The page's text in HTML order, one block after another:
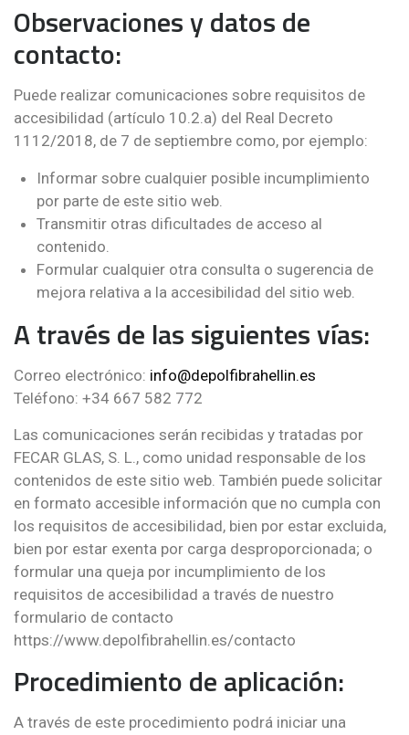
Observaciones y datos de
contacto:
Puede realizar comunicaciones sobre requisitos de
accesibilidad (artículo 10.2.a) del Real Decreto
1112/2018, de 7 de septiembre como, por ejemplo:
Informar sobre cualquier posible incumplimiento
por parte de este sitio web.
Transmitir otras dificultades de acceso al
contenido.
Formular cualquier otra consulta o sugerencia de
mejora relativa a la accesibilidad del sitio web.
A través de las siguientes vías:
Correo electrónico: info@depolfibrahellin.es
Teléfono: +34 667 582 772
Las comunicaciones serán recibidas y tratadas por
FECAR GLAS, S. L., como unidad responsable de los
contenidos de este sitio web. También puede solicitar
en formato accesible información que no cumpla con
los requisitos de accesibilidad, bien por estar excluida,
bien por estar exenta por carga desproporcionada; o
formular una queja por incumplimiento de los
requisitos de accesibilidad a través de nuestro
formulario de contacto
https://www.depolfibrahellin.es/contacto
Procedimiento de aplicación:
A través de este procedimiento podrá iniciar una